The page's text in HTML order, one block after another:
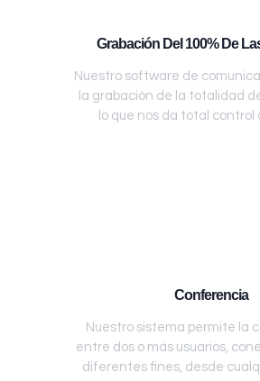
Grabación Del 100% De
Nuestro software de
la grabación de la totalidad
lo que nos da total control
Conferencia
Nuestro sistema permite la
entre dos o más usuarios,
diferentes fines, desde